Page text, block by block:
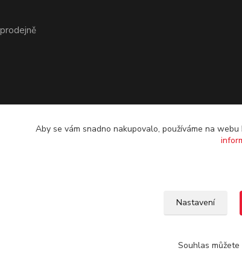
Aby se vám snadno nakupovalo, používáme na
Nastavení
Souhlas